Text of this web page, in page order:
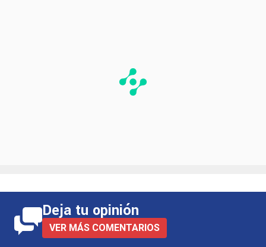
Deja tu opinión
VER MÁS COMENTARIOS